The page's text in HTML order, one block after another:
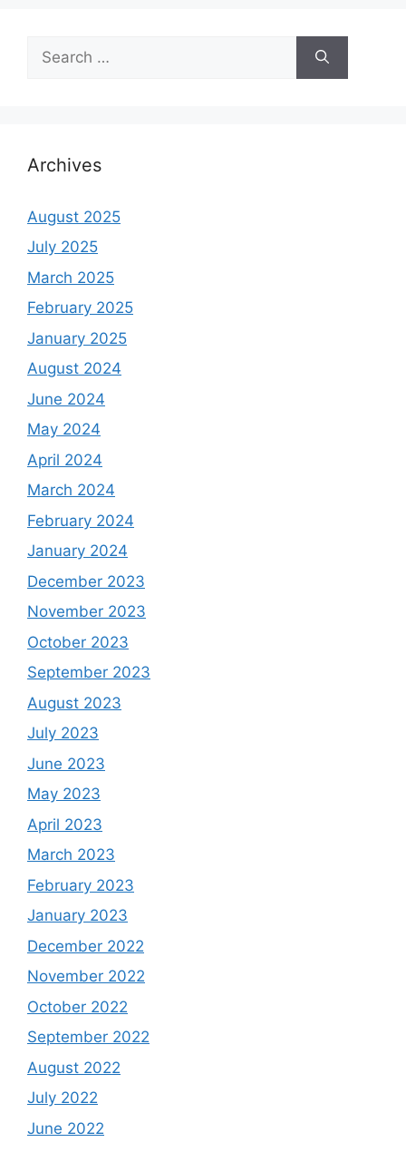
for:
Archives
August 2025
July 2025
March 2025
February 2025
January 2025
August 2024
June 2024
May 2024
April 2024
March 2024
February 2024
January 2024
December 2023
November 2023
October 2023
September 2023
August 2023
July 2023
June 2023
May 2023
April 2023
March 2023
February 2023
January 2023
December 2022
November 2022
October 2022
September 2022
August 2022
July 2022
June 2022